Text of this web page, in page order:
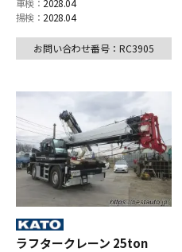
揚検： 2028.04
お問い合わせ番号：RC3905
ラフタークレーン 25ton